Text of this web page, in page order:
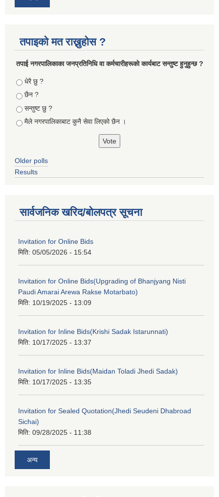
तपाइको मत राख्नुहोस ?
तपा‌ई नगरपालिकाका जनप्रतिनिधि वा कर्मचारीहरूकाे कार्यबाट सन्तुष्ट हुनुहुन्छ ?
Choices
धेरै छु ?
छैन ?
सन्तुष्ट छु ?
मैले नगरपालिकाबाट कुनै सेवा लिएकाे छैन ।
Older polls
Results
सार्वजनिक खरिद/बोलपत्र सूचना
Invitation for Online Bids
मिति: 05/05/2026 - 15:54
Invitation for Online Bids(Upgrading of Bhanjyang Nisti
Paudi Amarai Arewa Rakse Motarbato)
मिति: 10/19/2025 - 13:09
Invitation for Inline Bids(Krishi Sadak Istarunnati)
मिति: 10/17/2025 - 13:37
Invitation for Inline Bids(Maidan Toladi Jhedi Sadak)
मिति: 10/17/2025 - 13:35
Invitation for Sealed Quotation(Jhedi Seudeni Dhabroad
Sichai)
मिति: 09/28/2025 - 11:38
अन्य